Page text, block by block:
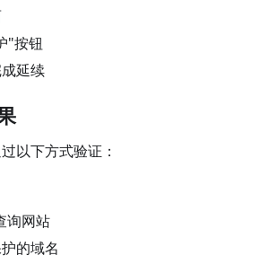
"按钮
延续
以下方式验证：
询网站
的域名